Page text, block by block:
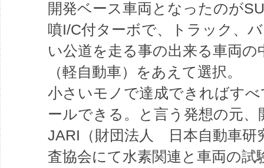
開発ベース車両となったのが
噴I/C付ターボで、トラック、
い公道を走る事の出来る車両の
（軽自動車）をあえて選択。
小さいモノで達成できればす
ールできる。と言う発想の元
JARI（財団法人 日本自動車研
査協会にて水素関連と車両の試